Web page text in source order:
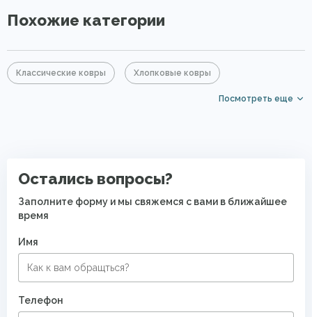
Похожие категории
Классические ковры Хлопковые ковры
Ковры на кухню
Посмотреть еще
Остались вопросы?
Заполните форму и мы свяжемся с вами в ближайшее
время
Имя
Телефон